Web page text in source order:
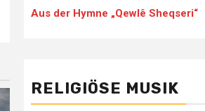
Aus der Hymne „Qewlê Sheqseri“
RELIGIÖSE MUSIK